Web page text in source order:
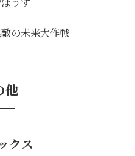
の未来大作戦
他
クス